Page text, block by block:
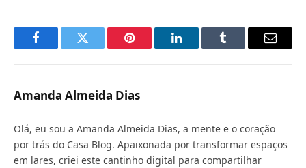
FacebookTwitter Pinterest LinkedInTumblr Email
Amanda Almeida Dias
Olá, eu sou a Amanda Almeida Dias, a mente e o coração
por trás do Casa Blog. Apaixonada por transformar espaços
em lares, criei este cantinho digital para compartilhar